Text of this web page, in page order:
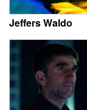
Jeffers Waldo